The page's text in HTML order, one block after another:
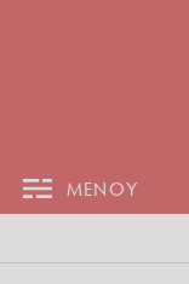
ΜΕΝΟΥ